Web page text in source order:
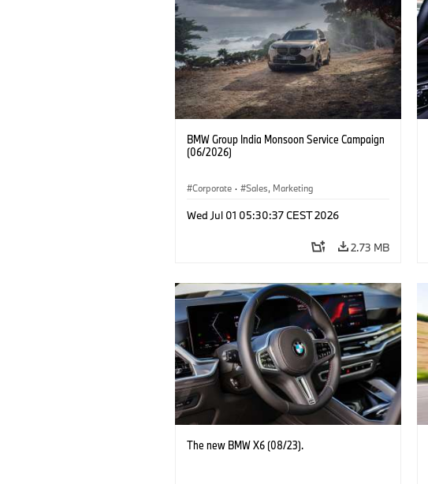
BMW Group India Monsoon Service Campaign
(06/2026)
Corporate · Sales, Marketing
Wed Jul 01 05:30:37 CEST 2026
2.73 MB
The new BMW X6 (08/23).